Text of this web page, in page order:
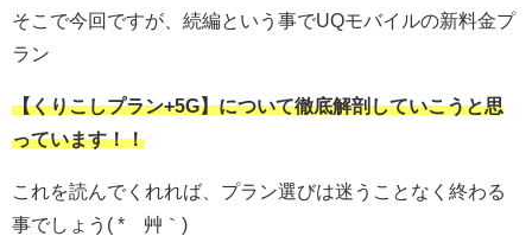
そこで今回ですが、続編という事でUQモバイルの新料金プ
ラン
【くりこしプラン+5G】について徹底解剖していこうと思
っています！！
これを読んでくれれば、プラン選びは迷うことなく終わる
事でしょう( *´艸｀)